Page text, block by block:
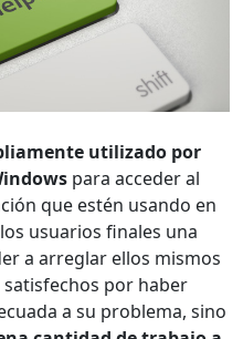
utilizado por
para acceder al
que estén usando en
usuarios finales una
a arreglar ellos mismos
por haber
a su problema, sino